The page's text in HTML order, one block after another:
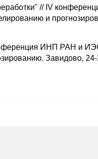
// IV
и
ИНП РАН и
Завидово,